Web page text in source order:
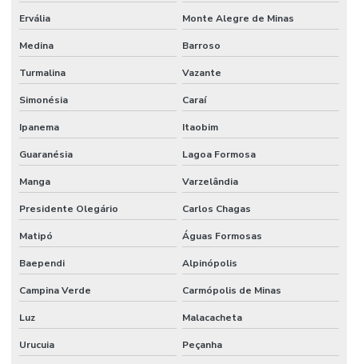
Planejamento De Manutenção Preventiva
Planos De Manutenção Preventiva Para Indústrias
Planos de manutenção preventiva
Prevenção De Falhas Em Equipamentos
Profissionais de manutenção
Profissional de limpeza
Projetos de infraestrutura e manutenção empresarial
Rede De Manutenção Preventiva
Reforma De Instalações Hidráulicas
Reforma E Manutenção Predial Completa
Reformas E Manutenção Predial
Ervália Monte Alegre de Minas
Medina Barroso
Turmalina Vazante
Simonésia Caraí
Ipanema Itaobim
Guaranésia Lagoa Formosa
Manga Varzelândia
Presidente Olegário Carlos Chagas
Matipó Águas Formosas
Baependi Alpinópolis
Campina Verde Carmópolis de Minas
Luz Malacacheta
Urucuia Peçanha